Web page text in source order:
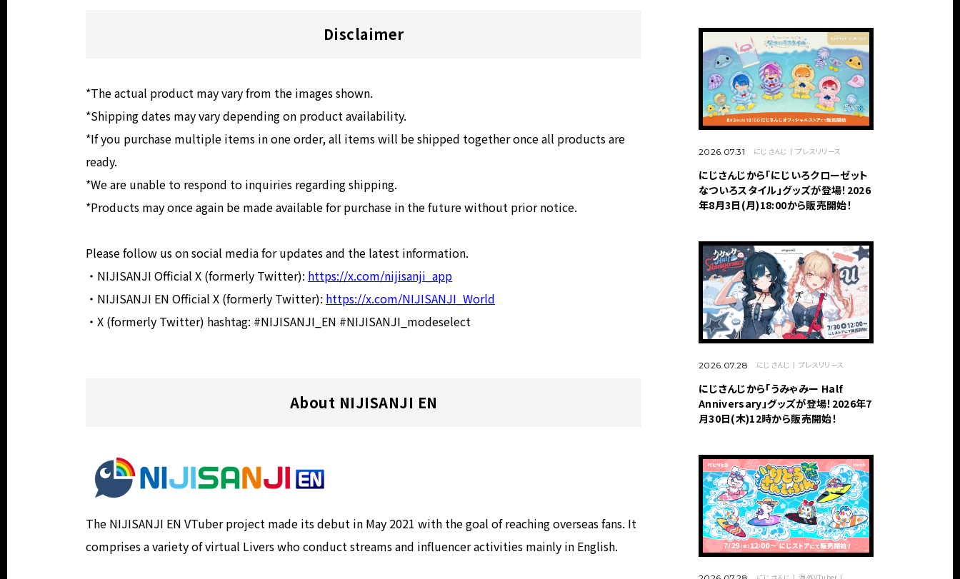
Disclaimer
*The actual product may vary from the images shown.
*Shipping dates may vary depending on product availability.
*If you purchase multiple items in one order, all items will be shipped together once all products are
ready.
*We are unable to respond to inquiries regarding shipping.
*Products may once again be made available for purchase in the future without prior notice.
Please follow us on social media for updates and the latest information.
・NIJISANJI Official X (formerly Twitter): https://x.com/nijisanji_app
・NIJISANJI EN Official X (formerly Twitter): https://x.com/NIJISANJI_World
・X (formerly Twitter) hashtag: #NIJISANJI_EN #NIJISANJI_modeselect
About NIJISANJI EN
The NIJISANJI EN VTuber project made its debut in May 2021 with the goal of reaching overseas fans. It
comprises a variety of virtual Livers who conduct streams and influencer activities mainly in English.
2026.07.31 にじさんじ プレスリリース
にじさんじから「にじいろクローゼット
なついろスタイル」グッズが登場！2026
年8月3日(月)18:00から販売開始！
2026.07.28 にじさんじ プレスリリース
にじさんじから「うみゃみー Half
Anniversary」グッズが登場！2026年7
月30日(木)12時から販売開始！